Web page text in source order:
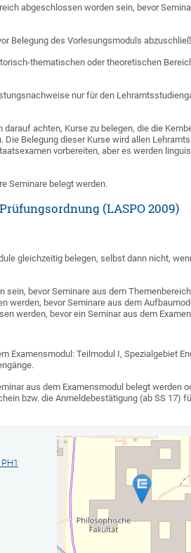
abgeschlossen worden sein, bevor
Belegung des Vorlesungsmoduls
thematischen oder theoretischen
nur für den
achten, Kurse zu belegen, die die
Die Belegung dieser Kurse wird allen
vorbereiten, aber es werden
Seminare belegt werden.
(LASPO 2009)
gleichzeitig belegen, selbst dann nicht,
bevor Seminare aus dem
werden, bevor Seminare aus dem
werden, bevor ein Seminar aus dem
Examensmodul: Teilmodul I, Spezialgebiet
aus dem Examensmodul belegt
bzw. die Anmeldebestätigung (ab SS 17)